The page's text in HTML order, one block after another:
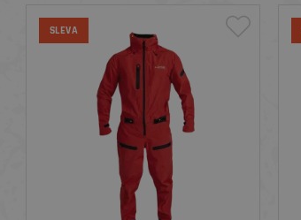
SLEVA